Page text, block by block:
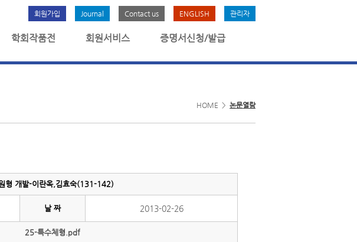
회원가입 Journal Contact us ENGLISH 관리자
학회작품전 회원서비스 증명서신청/발급
HOME > 논문열람
형 개발-이란옥,김효숙(131-142)
날 짜 2013-02-26
25-특수체형.pdf